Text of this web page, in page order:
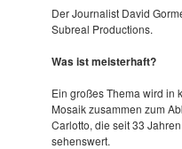
Der Journalist David
Subreal Productions.
Was ist meisterhaft?
Ein großes Thema wird in
Mosaik zusammen zum
Carlotto, die seit 33
sehenswert.